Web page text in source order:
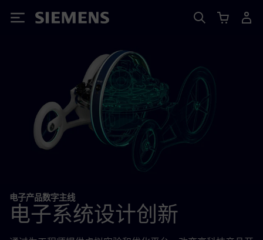
Siemens
电子产品数字主线
电子系统设计创新